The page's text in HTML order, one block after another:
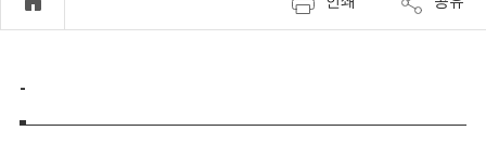
정
보
기
-